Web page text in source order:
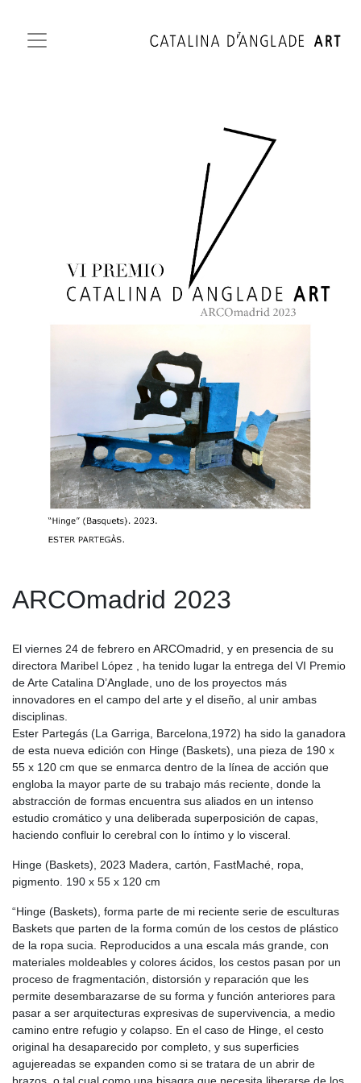
ARCOmadrid 2023
El viernes 24 de febrero en ARCOmadrid, y en presencia de su
directora Maribel López , ha tenido lugar la entrega del VI Premio
de Arte Catalina D’Anglade, uno de los proyectos más
innovadores en el campo del arte y el diseño, al unir ambas
disciplinas.
Ester Partegás (La Garriga, Barcelona,1972) ha sido la ganadora
de esta nueva edición con Hinge (Baskets), una pieza de 190 x
55 x 120 cm que se enmarca dentro de la línea de acción que
engloba la mayor parte de su trabajo más reciente, donde la
abstracción de formas encuentra sus aliados en un intenso
estudio cromático y una deliberada superposición de capas,
haciendo confluir lo cerebral con lo íntimo y lo visceral.
Hinge (Baskets), 2023 Madera, cartón, FastMaché, ropa,
pigmento. 190 x 55 x 120 cm
“Hinge (Baskets), forma parte de mi reciente serie de esculturas
Baskets que parten de la forma común de los cestos de plástico
de la ropa sucia. Reproducidos a una escala más grande, con
materiales moldeables y colores ácidos, los cestos pasan por un
proceso de fragmentación, distorsión y reparación que les
permite desembarazarse de su forma y función anteriores para
pasar a ser arquitecturas expresivas de supervivencia, a medio
camino entre refugio y colapso. En el caso de Hinge, el cesto
original ha desaparecido por completo, y sus superficies
agujereadas se expanden como si se tratara de un abrir de
brazos, o tal cual como una bisagra que necesita liberarse de los